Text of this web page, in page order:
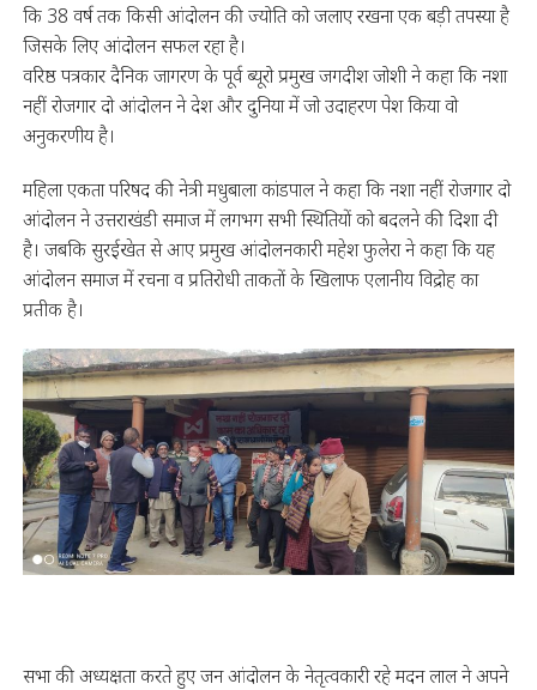
कि 38 वर्ष तक किसी आंदोलन की ज्योति को जलाए रखना एक बड़ी तपस्या है
जिसके लिए आंदोलन सफल रहा है।
वरिष्ठ पत्रकार दैनिक जागरण के पूर्व ब्यूरो प्रमुख जगदीश जोशी ने कहा कि नशा
नहीं रोजगार दो आंदोलन ने देश और दुनिया में जो उदाहरण पेश किया वो
अनुकरणीय है।
महिला एकता परिषद की नेत्री मधुबाला कांडपाल ने कहा कि नशा नहीं रोजगार दो
आंदोलन ने उत्तराखंडी समाज में लगभग सभी स्थितियों को बदलने की दिशा दी
है। जबकि सुरईखेत से आए प्रमुख आंदोलनकारी महेश फुलेरा ने कहा कि यह
आंदोलन समाज में रचना व प्रतिरोधी ताकतों के खिलाफ एलानीय विद्रोह का
प्रतीक है।
सभा की अध्यक्षता करते हुए जन आंदोलन के नेतृत्वकारी रहे मदन लाल ने अपने